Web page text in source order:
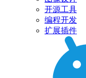
开源工具
编程开发
扩展插件